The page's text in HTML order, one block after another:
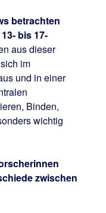
betrachten
bis 17-
aus dieser
im
und in einer
Binden,
wichtig
zwischen